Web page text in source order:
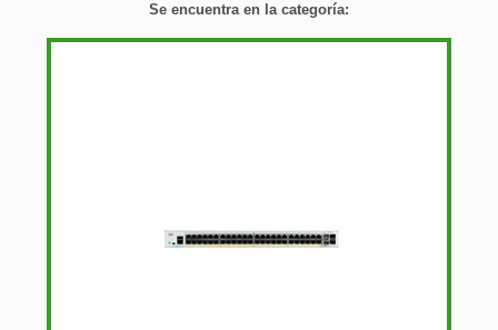
Se encuentra en la categoría: